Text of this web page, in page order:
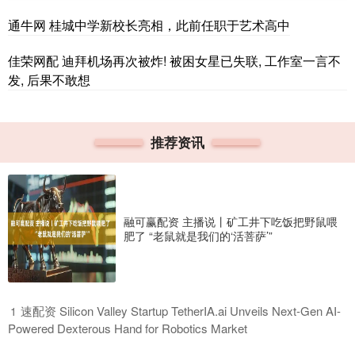
通牛网 桂城中学新校长亮相，此前任职于艺术高中
佳荣网配 迪拜机场再次被炸! 被困女星已失联, 工作室一言不
发, 后果不敢想
推荐资讯
融可赢配资 主播说丨矿工井下吃饭把野鼠喂
肥了 “老鼠就是我们的‘活菩萨’”
1 ​速配资 Silicon Valley Startup TetherIA.ai Unveils Next-Gen AI-
Powered Dexterous Hand for Robotics Market